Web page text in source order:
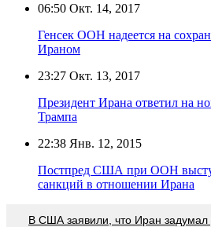
06:50 Окт. 14, 2017
Генсек ООН надеется на
Ираном
23:27 Окт. 13, 2017
Президент Ирана ответил на
Трампа
22:38 Янв. 12, 2015
Постпред США при ООН
санкций в отношении Ирана
В США заявили, что Иран задумал